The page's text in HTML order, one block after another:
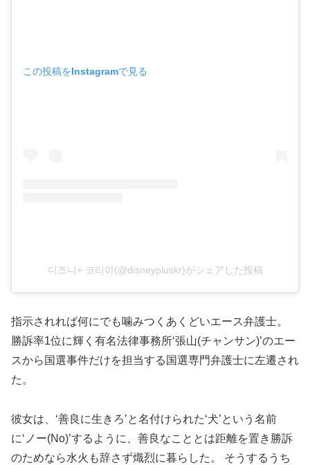
この投稿をInstagramで見る
디즈니+ 코리아(@disneypluskr)がシェアした投稿
指示されれば何にでも噛みつくあくどいエース弁護士。
勝訴率1位に輝く有名法律事務所‘張山(チャンサン)’のエー
スから国選事件だけを担当する国選専門弁護士に左遷され
た。
彼女は、‘善良に生きろ’と名付けられた‘犬’という名前
に‘ノー(No)’するように、善良なこととは距離を置き勝訴
のためなら水火も辞さず熾烈に暮らした。 そうするうち